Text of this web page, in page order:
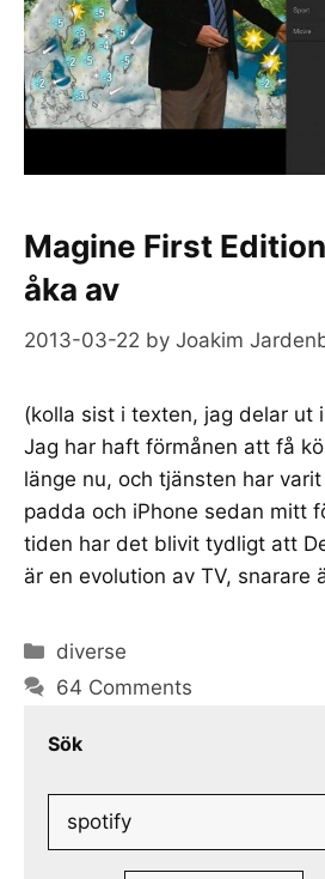
Magine First
åka av
2013-03-22 by Joakim
(kolla sist i texten, jag delar ut
Jag har haft förmånen att få
länge nu, och tjänsten har
padda och iPhone sedan mitt
tiden har det blivit tydligt att
är en evolution av TV, snarare
Categories
diverse
64 Comments
Sök
Search